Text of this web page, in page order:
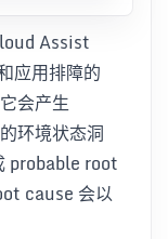
Assist
应用排障的
会产生
环境状态洞
probable root
cause 会以